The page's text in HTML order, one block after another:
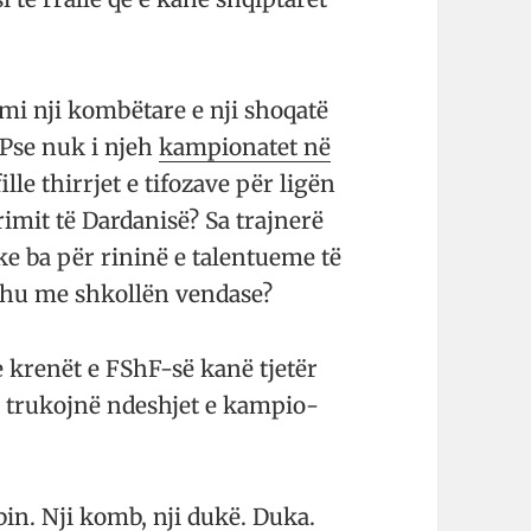
nji kombëtare e nji shoqatë
nuk i njehkampionatet në
thirrjet e tifozave për ligën
të Dardanisë? Sa trajnerë
ba për ri­ni­­në e talentueme të
me shkollën ven­dase?
e FShF-së kanë tjetër
trukojnë ndeshjet e kam­pio­
Nji komb, nji dukë. Duka.